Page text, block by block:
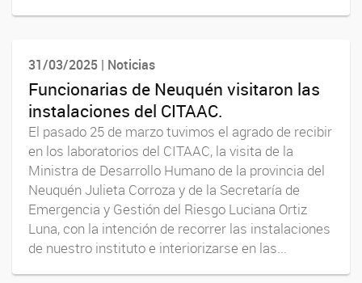
31/03/2025 | Noticias
Funcionarias de Neuquén visitaron las
instalaciones del CITAAC.
El pasado 25 de marzo tuvimos el agrado de recibir
en los laboratorios del CITAAC, la visita de la
Ministra de Desarrollo Humano de la provincia del
Neuquén Julieta Corroza y de la Secretaría de
Emergencia y Gestión del Riesgo Luciana Ortiz
Luna, con la intención de recorrer las instalaciones
de nuestro instituto e interiorizarse en las...